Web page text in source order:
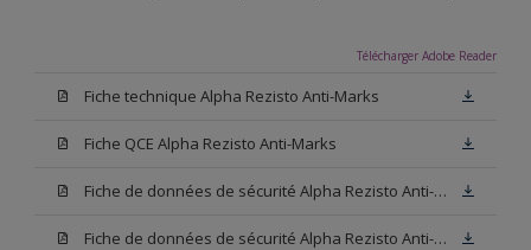
Télécharger Adobe Reader
Fiche technique Alpha Rezisto Anti-Marks
Fiche QCE Alpha Rezisto Anti-Marks
Fiche de données de sécurité Alpha Rezisto Anti-Marks Base W05
Fiche de données de sécurité Alpha Rezisto Anti-Marks Base N00